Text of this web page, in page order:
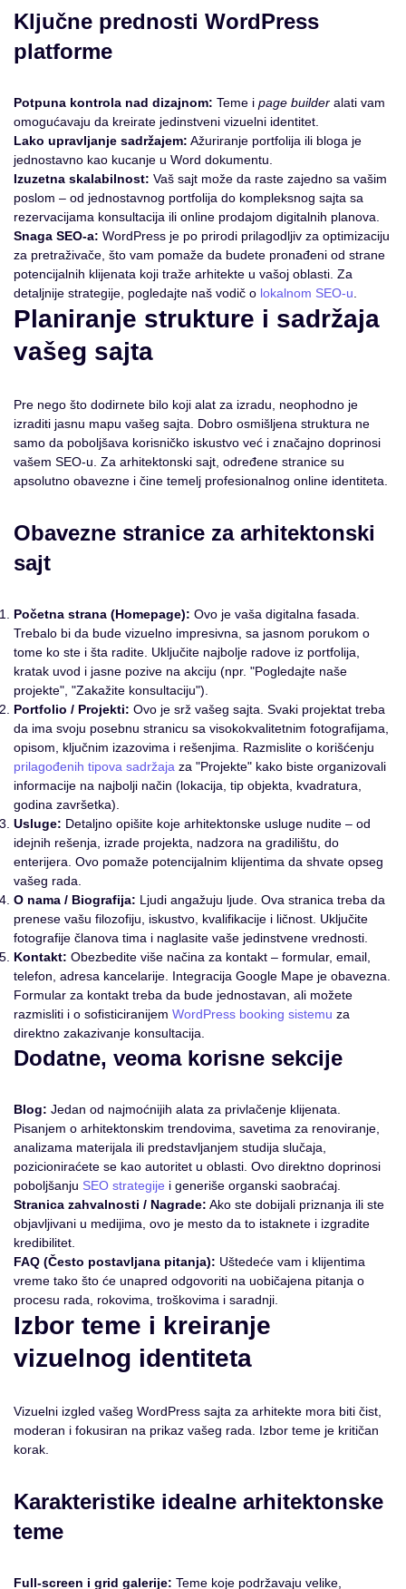
Ključne prednosti WordPress
platforme
Potpuna kontrola nad dizajnom: Teme i page builder alati vam
omogućavaju da kreirate jedinstveni vizuelni identitet.
Lako upravljanje sadržajem: Ažuriranje portfolija ili bloga je
jednostavno kao kucanje u Word dokumentu.
Izuzetna skalabilnost: Vaš sajt može da raste zajedno sa vašim
poslom – od jednostavnog portfolija do kompleksnog sajta sa
rezervacijama konsultacija ili online prodajom digitalnih planova.
Snaga SEO-a: WordPress je po prirodi prilagodljiv za optimizaciju
za pretraživače, što vam pomaže da budete pronađeni od strane
potencijalnih klijenata koji traže arhitekte u vašoj oblasti. Za
detaljnije strategije, pogledajte naš vodič o lokalnom SEO-u
Planiranje strukture i sadržaja
vašeg sajta
Pre nego što dodirnete bilo koji alat za izradu, neophodno je
izraditi jasnu mapu vašeg sajta. Dobro osmišljena struktura ne
samo da poboljšava korisničko iskustvo već i značajno doprinosi
vašem SEO-u. Za arhitektonski sajt, određene stranice su
apsolutno obavezne i čine temelj profesionalnog online identiteta.
Obavezne stranice za arhitektonski
sajt
Početna strana (Homepage): Ovo je vaša digitalna fasada.
Trebalo bi da bude vizuelno impresivna, sa jasnom porukom o
tome ko ste i šta radite. Uključite najbolje radove iz portfolija,
kratak uvod i jasne pozive na akciju (npr. "Pogledajte naše
projekte", "Zakažite konsultaciju").
Portfolio / Projekti: Ovo je srž vašeg sajta. Svaki projektat treba
da ima svoju posebnu stranicu sa visokokvalitetnim fotografijama,
opisom, ključnim izazovima i rešenjima. Razmislite o korišćenju
prilagođenih tipova sadržaja za "Projekte" kako biste organizovali
informacije na najbolji način (lokacija, tip objekta, kvadratura,
godina završetka).
Usluge: Detaljno opišite koje arhitektonske usluge nudite – od
idejnih rešenja, izrade projekta, nadzora na gradilištu, do
enterijera. Ovo pomaže potencijalnim klijentima da shvate opseg
vašeg rada.
O nama / Biografija: Ljudi angažuju ljude. Ova stranica treba da
prenese vašu filozofiju, iskustvo, kvalifikacije i ličnost. Uključite
fotografije članova tima i naglasite vaše jedinstvene vrednosti.
Kontakt: Obezbedite više načina za kontakt – formular, email,
telefon, adresa kancelarije. Integracija Google Mape je obavezna.
Formular za kontakt treba da bude jednostavan, ali možete
razmisliti i o sofisticiranijem WordPress booking sistemu za
direktno zakazivanje konsultacija.
Dodatne, veoma korisne sekcije
Blog: Jedan od najmoćnijih alata za privlačenje klijenata.
Pisanjem o arhitektonskim trendovima, savetima za renoviranje,
analizama materijala ili predstavljanjem studija slučaja,
pozicioniraćete se kao autoritet u oblasti. Ovo direktno doprinosi
poboljšanju SEO strategije i generiše organski saobraćaj.
Stranica zahvalnosti / Nagrade: Ako ste dobijali priznanja ili ste
objavljivani u medijima, ovo je mesto da to istaknete i izgradite
kredibilitet.
FAQ (Često postavljana pitanja): Uštedeće vam i klijentima
vreme tako što će unapred odgovoriti na uobičajena pitanja o
procesu rada, rokovima, troškovima i saradnji.
Izbor teme i kreiranje
vizuelnog identiteta
Vizuelni izgled vašeg WordPress sajta za arhitekte mora biti čist,
moderan i fokusiran na prikaz vašeg rada. Izbor teme je kritičan
korak.
Karakteristike idealne arhitektonske
teme
Full-screen i grid galerije: Teme koje podržavaju velike,